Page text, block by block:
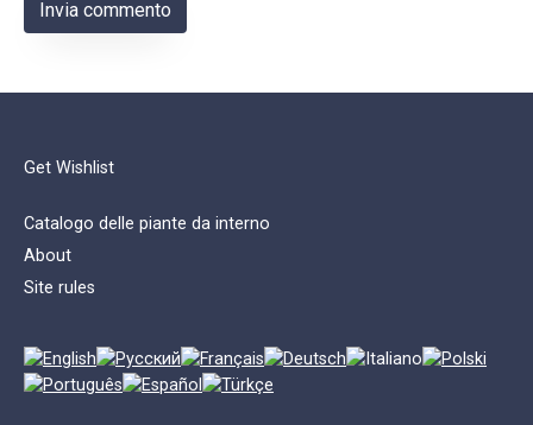
Get Wishlist
Catalogo delle piante da interno
About
Site rules